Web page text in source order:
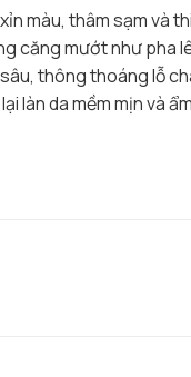
màu, thâm sạm và
căng mướt như
thông thoáng lỗ
làn da mềm mịn và